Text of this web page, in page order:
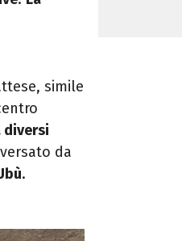
simile
diversi
da
.